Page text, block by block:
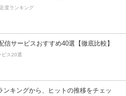
度ランキング
信サービスおすすめ40選【徹底比較】
ビス20選
ンキングから、ヒットの推移をチェッ